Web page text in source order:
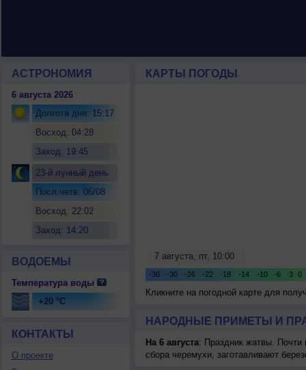
АСТРОНОМИЯ
6 августа 2026
Долгота дня: 15:17
Восход: 04:28
Заход: 19:45
23-й лунный день
Посл.четв. 06/08
Восход: 22:02
Заход: 14:20
ВОДОЕМЫ
Температура воды
+20 °C
КОНТАКТЫ
О проекте
КАРТЫ ПОГОДЫ
Кликните на погодной карте для
НАРОДНЫЕ ПРИМЕТЫ И
На 6 августа: Праздник жатвы. Почти
сбора черемухи, заготавливают